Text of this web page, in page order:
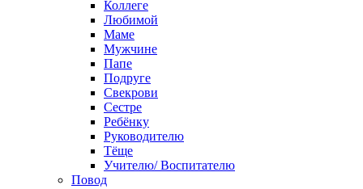
Коллеге
Любимой
Маме
Мужчине
Папе
Подруге
Свекрови
Сестре
Ребёнку
Руководителю
Тёще
Учителю/ Воспитателю
Повод